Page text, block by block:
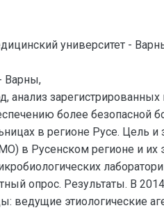
университет -
Варны,
анализ
более безопасной
в регионе Русе. Цель и
Русенском регионе и их
опрос. Результаты. В
ведущие этиологические